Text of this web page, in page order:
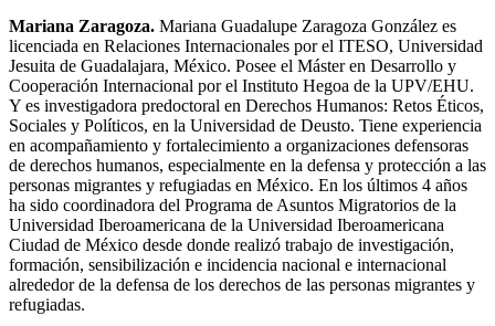
Mariana Zaragoza. Mariana Guadalupe Zaragoza González es
licenciada en Relaciones Internacionales por el ITESO, Universidad
Jesuita de Guadalajara, México. Posee el Máster en Desarrollo y
Cooperación Internacional por el Instituto Hegoa de la UPV/EHU.
Y es investigadora predoctoral en Derechos Humanos: Retos Éticos,
Sociales y Políticos, en la Universidad de Deusto. Tiene experiencia
en acompañamiento y fortalecimiento a organizaciones defensoras
de derechos humanos, especialmente en la defensa y protección a las
personas migrantes y refugiadas en México. En los últimos 4 años
ha sido coordinadora del Programa de Asuntos Migratorios de la
Universidad Iberoamericana de la Universidad Iberoamericana
Ciudad de México desde donde realizó trabajo de investigación,
formación, sensibilización e incidencia nacional e internacional
alrededor de la defensa de los derechos de las personas migrantes y
refugiadas.